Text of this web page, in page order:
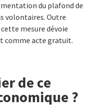
du plafond de
volontaires. Outre
mesure dévoie
comme acte gratuit.
de ce
?